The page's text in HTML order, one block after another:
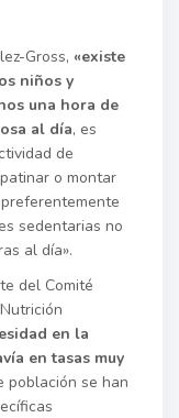
Gross, «existe
niños y
una hora de
al día, es
de
o montar
sedentarias no
al día».
del Comité
en la
en tasas muy
población se han